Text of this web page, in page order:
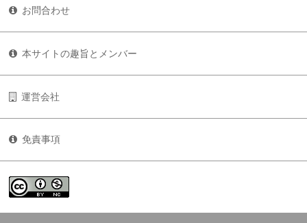
お問合わせ
本サイトの趣旨とメンバー
運営会社
免責事項